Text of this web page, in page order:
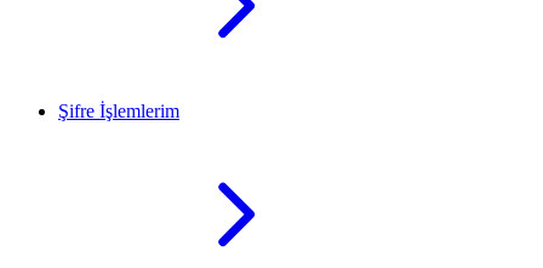
Şifre İşlemlerim